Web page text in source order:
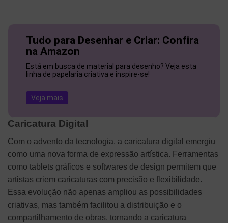
Tudo para Desenhar e Criar: Confira
na Amazon
Está em busca de material para desenho? Veja esta
linha de papelaria criativa e inspire-se!
Veja mais
Caricatura Digital
Com o advento da tecnologia, a caricatura digital emergiu
como uma nova forma de expressão artística. Ferramentas
como tablets gráficos e softwares de design permitem que
artistas criem caricaturas com precisão e flexibilidade.
Essa evolução não apenas ampliou as possibilidades
criativas, mas também facilitou a distribuição e o
compartilhamento de obras, tornando a caricatura